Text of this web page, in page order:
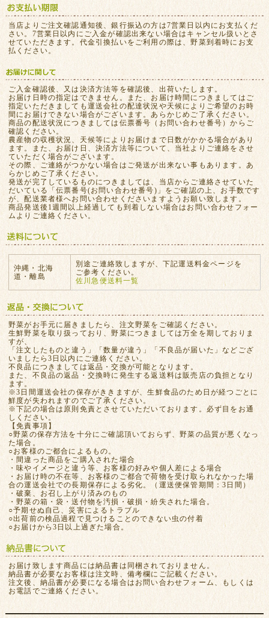
当店よりご注文確認通知後、銀行振込の方は7営業日以内にお支払くだ
さい。7営業日以内にご入金が確認出来ない場合はキャンセル扱いとさ
せていただきます。代金引換払いをご利用の際は、野菜到着時にお支
払ください。
ご入金確認後、又は決済方法等を確認後、出荷いたします。
お届け日時の指定はできません。また、お届け時間につきましてはご
指定いただきましても運送会社の配達状況や天候によりご希望のお時
間にお届けできない場合がございます。あらかじめご了承ください。
商品の配送状況につきましては伝票番号（お問い合わせ番号）からご
確認ください。
農産物の収穫状況、天候等によりお届けまで日数がかかる場合があり
ます。また、お届け日、決済方法等について、当社よりご連絡をさせ
ていただく場合がございます。
その際、ご連絡がつかない場合はご発送が出来ない事もあります。あ
らかじめご了承ください。
発送が完了しているものにつきましては、当店からご連絡させていた
だいている「伝票番号(お問い合わせ番号)」をご確認の上、お手数です
が、配送業者様へお問い合わせくださいますようお願い致します。
商品発送後1週間以上経過しても到着しない場合はお問い合わせフォー
ムよりご連絡ください。
沖縄・北海
道・離島
別途ご連絡致しますが、下記運送料金ページを
ご参考ください。
佐川急便送料一覧
野菜がお手元に届きましたら、注文野菜をご確認ください。
生鮮野菜を取り扱っており、野菜につきましては万全を期しておりま
すが、
「注文したものと違う」「数量が違う」「不良品が届いた」などござ
いましたら3日以内にご連絡ください。
不良品につきましては返品・交換が可能となります。
また、不良品の返品・交換時に発生する返送料は販売店の負担となり
ます。
※3日間運送会社の保存がききますが、生鮮食品のため日が経つごとに
鮮度が失われますのでご了承ください。
※下記の場合は原則免責とさせていただいております。必ず目をお通
しください。
【免責事項】
○野菜の保存方法を十分にご確認頂いておらず、野菜の品質が悪くなっ
た場合。
○お客様のご都合によるもの。
・間違った商品をご購入された場合
・味やイメージと違う等、お客様の好みや個人差による場合
・お届け時の不在等、お客様のご都合で荷物を受け取られなかった場
合の運送会社での長期保存による劣化。（運送便保管期間：3日間）
・破棄、お召し上がり済みのもの
・野菜の箱・袋・送付物を汚損・破損・紛失された場合。
○予期せぬ自己、災害によるトラブル
○出荷前の検品過程で見つけることのできない虫の付着
○お届けから3日以上過ぎた場合。
お届け致します商品には納品書は同梱されておりません。
納品書が必要なお客様は注文時、備考欄にご記載ください。
注文後、納品書が必要になる場合はお問い合わせフォーム、もしくは
お電話でご連絡ください。